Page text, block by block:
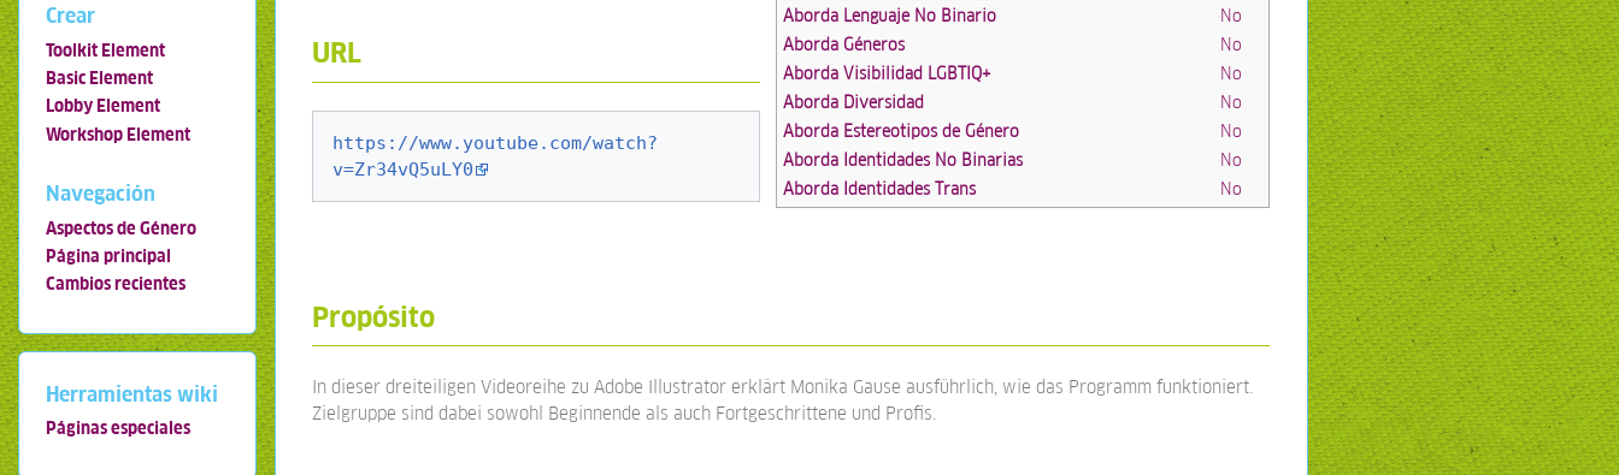
Aborda Lenguaje No Binario
No
Aborda Géneros
No
Aborda Visibilidad LGBTIQ+
No
Aborda Diversidad
No
Aborda Estereotipos de Género
No
Aborda Identidades No Binarias
No
Aborda Identidades Trans
No
URL
https://www.youtube.com/watch?
v=Zr34vQ5uLY0
Propósito
In dieser dreiteiligen Videoreihe zu Adobe Illustrator erklärt Monika Gause ausführlich, wie das Programm funktioniert.
Zielgruppe sind dabei sowohl Beginnende als auch Fortgeschrittene und Profis.
Crear
Toolkit Element
Basic Element
Lobby Element
Workshop Element
Navegación
Aspectos de Género
Página principal
Cambios recientes
Herramientas wiki
Páginas especiales